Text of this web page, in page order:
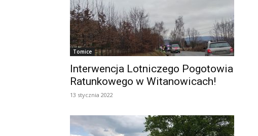
Tomice
Interwencja Lotniczego Pogotowia
Ratunkowego w Witanowicach!
13 stycznia 2022